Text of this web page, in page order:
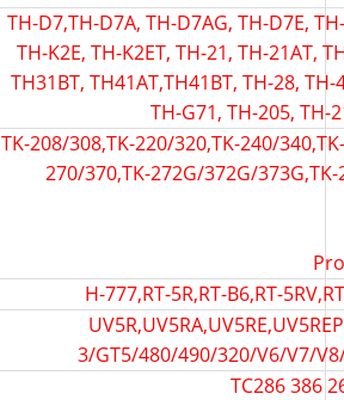
TH-D7,TH-D7A, TH-D7AG, TH-D7E,
TH-K2E, TH-K2ET, TH-21, TH-21AT,
TH31BT, TH41AT,TH41BT, TH-28,
TH-G71, TH-205, TH-
TK-208/308,TK-220/320,TK-240/
270/370,TK-272G/372G/
H-777,RT-5R,RT-B6,RT-
3/GT5/480/490/320/V6/V7/
TC286 386